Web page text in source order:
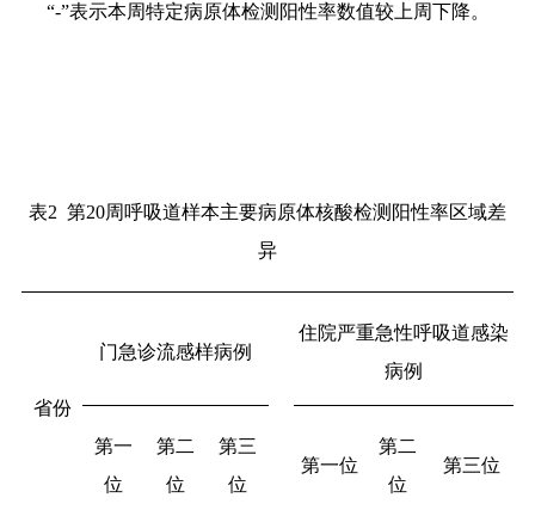
“-”表示本周特定病原体检测阳性率数值较上周下降。
表2 第20周呼吸道样本主要病原体核酸检测阳性率区域差
异
省份
门急诊流感样病例
住院严重急性呼吸道感染
病例
第一
位
第二
位
第三
位
第一位
第二
位
第三位